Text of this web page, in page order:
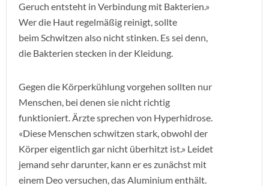
Geruch entsteht in Verbindung mit Bakterien.»
Wer die Haut regelmäßig reinigt, sollte
beim Schwitzen also nicht stinken. Es sei denn,
die Bakterien stecken in der Kleidung.
Gegen die Körperkühlung vorgehen sollten nur
Menschen, bei denen sie nicht richtig
funktioniert. Ärzte sprechen von Hyperhidrose.
«Diese Menschen schwitzen stark, obwohl der
Körper eigentlich gar nicht überhitzt ist.» Leidet
jemand sehr darunter, kann er es zunächst mit
einem Deo versuchen, das Aluminium enthält.